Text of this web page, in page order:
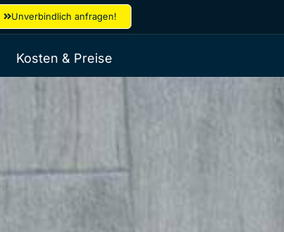
Unverbindlich anfragen!
Kosten & Preise